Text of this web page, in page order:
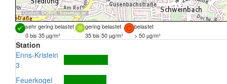
Quellen: DORIS, basemap.at
sehr gering belastet gering belastet
belastet
0 bis 35 µg/m³
35 bis 50 µg/m³ > 50 µg/m³
Station
Enns-Kristein
3
Feuerkogel